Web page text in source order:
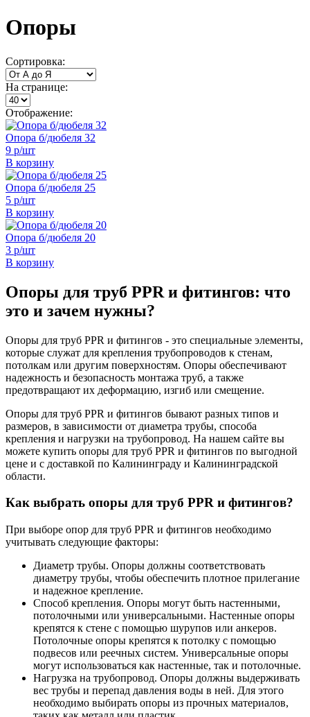
Опоры
Сортировка:
На странице:
Отображение:
Опора б/дюбеля 32
9 р/шт
В корзину
Опора б/дюбеля 25
5 р/шт
В корзину
Опора б/дюбеля 20
3 р/шт
В корзину
Опоры для труб PPR и фитингов: что
это и зачем нужны?
Опоры для труб PPR и фитингов - это специальные элементы,
которые служат для крепления трубопроводов к стенам,
потолкам или другим поверхностям. Опоры обеспечивают
надежность и безопасность монтажа труб, а также
предотвращают их деформацию, изгиб или смещение.
Опоры для труб PPR и фитингов бывают разных типов и
размеров, в зависимости от диаметра трубы, способа
крепления и нагрузки на трубопровод. На нашем сайте вы
можете купить опоры для труб PPR и фитингов по выгодной
цене и с доставкой по Калининграду и Калининградской
области.
Как выбрать опоры для труб PPR и фитингов?
При выборе опор для труб PPR и фитингов необходимо
учитывать следующие факторы:
Диаметр трубы. Опоры должны соответствовать
диаметру трубы, чтобы обеспечить плотное прилегание
и надежное крепление.
Способ крепления. Опоры могут быть настенными,
потолочными или универсальными. Настенные опоры
крепятся к стене с помощью шурупов или анкеров.
Потолочные опоры крепятся к потолку с помощью
подвесов или реечных систем. Универсальные опоры
могут использоваться как настенные, так и потолочные.
Нагрузка на трубопровод. Опоры должны выдерживать
вес трубы и перепад давления воды в ней. Для этого
необходимо выбирать опоры из прочных материалов,